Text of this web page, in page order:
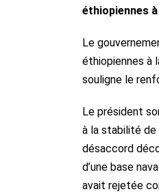
éthiopiennes
Le
éthiopiennes à
souligne le
Le président
à la stabilité de
désaccord
d’une base
avait rejetée